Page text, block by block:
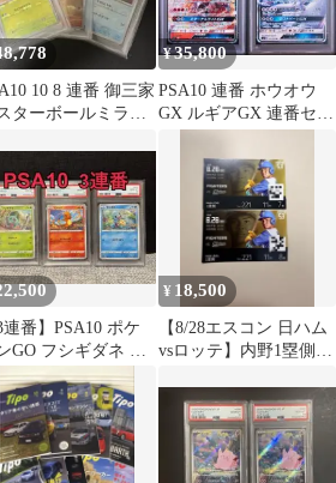
10 8 連番 御三家
ターボールミラー
¥35,800
PSA10 連番 ホウオウ
GX ルギアGX 連番セッ
連番】PSA10 ポケ
GO フシギダネ ヒ
ゲ ゼニガメ 御三家
¥ 18,500
【8/28エスコン 日ハム
vsロッテ】内野1塁側良